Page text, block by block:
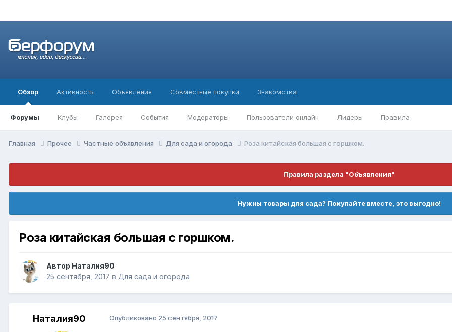
Обзор
Форумы Клубы Галерея События Модераторы Пользователи онлайн Лидеры Правила
Активность Объявления Совместные покупки Знакомства
Главная Прочее Частные объявления Для сада и огорода Роза китайская большая с горшком.
Правила раздела "Объявления"
Нужны товары для сада? Покупайте вместе, это выгодно!
Роза китайская большая с горшком.
Автор Наталия90
25 сентября, 2017 в Для сада и огорода
Наталия90 Опубликовано 25 сентября, 2017